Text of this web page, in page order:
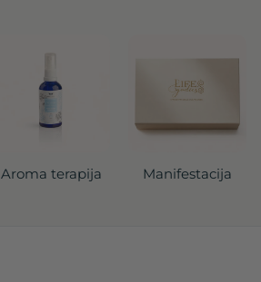
Aroma terapija Manifestacija